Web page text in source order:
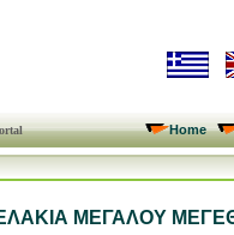
Home
ΜΕΓΑΛΟΥ